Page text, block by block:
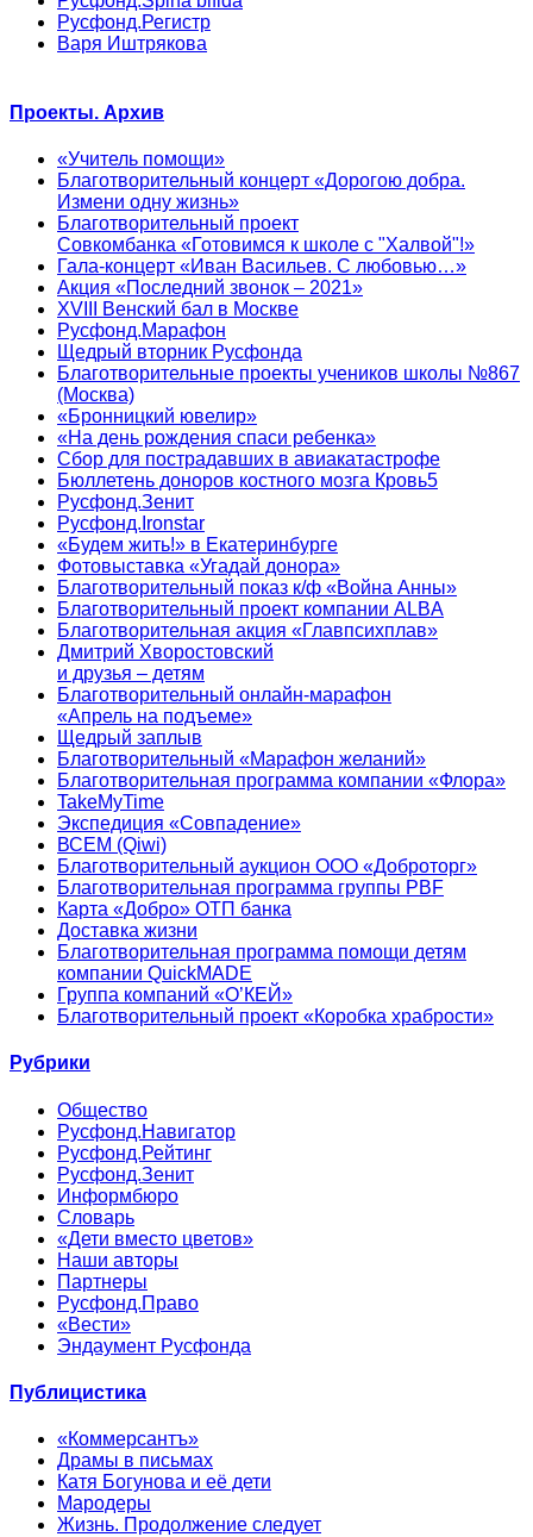
Русфонд.Регистр
Варя Иштрякова
Проекты. Архив
«Учитель помощи»
Благотворительный концерт «Дорогою добра.
Измени одну жизнь»
Благотворительный проект
Совкомбанка «Готовимся к школе с "Халвой"!»
Гала-концерт «Иван Васильев. С любовью…»
Акция «Последний звонок – 2021»
XVIII Венский бал в Москве
Русфонд.Марафон
Щедрый вторник Русфонда
Благотворительные проекты учеников школы №867
(Москва)
«Бронницкий ювелир»
«На день рождения спаси ребенка»
Сбор для пострадавших в авиакатастрофе
Бюллетень доноров костного мозга Кровь5
Русфонд.Зенит
Русфонд.Ironstar
«Будем жить!» в Екатеринбурге
Фотовыставка «Угадай донора»
Благотворительный показ к/ф «Война Анны»
Благотворительный проект компании ALBA
Благотворительная акция «Главпсихплав»
Дмитрий Хворостовский
и друзья – детям
Благотворительный онлайн‑марафон
«Апрель на подъеме»
Щедрый заплыв
Благотворительный «Марафон желаний»
Благотворительная программа компании «Флора»
TakeMyTime
Экспедиция «Совпадение»
ВСЕМ (Qiwi)
Благотворительный аукцион ООО «Доброторг»
Благотворительная программа группы PBF
Карта «Добро» ОТП банка
Доставка жизни
Благотворительная программа помощи детям
компании QuickMADE
Группа компаний «О’КЕЙ»
Благотворительный проект «Коробка храбрости»
Рубрики
Общество
Русфонд.Навигатор
Русфонд.Рейтинг
Русфонд.Зенит
Информбюро
Словарь
«Дети вместо цветов»
Наши авторы
Партнеры
Русфонд.Право
«Вести»
Эндаумент Русфонда
Публицистика
«Коммерсантъ»
Драмы в письмах
Катя Богунова и её дети
Мародеры
Жизнь. Продолжение следует